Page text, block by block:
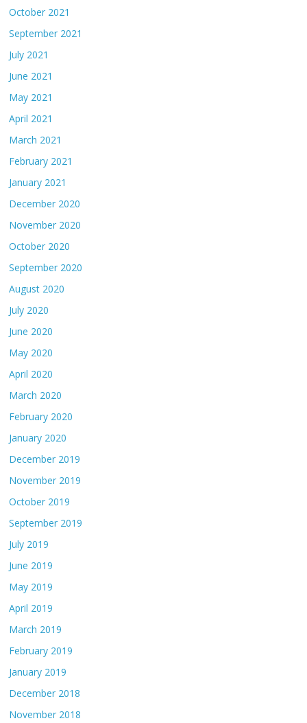
October 2021
September 2021
July 2021
June 2021
May 2021
April 2021
March 2021
February 2021
January 2021
December 2020
November 2020
October 2020
September 2020
August 2020
July 2020
June 2020
May 2020
April 2020
March 2020
February 2020
January 2020
December 2019
November 2019
October 2019
September 2019
July 2019
June 2019
May 2019
April 2019
March 2019
February 2019
January 2019
December 2018
November 2018